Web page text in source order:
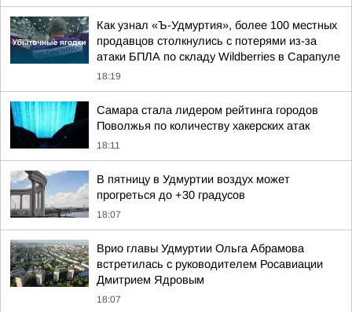
Как узнал «Ъ-Удмуртия», более 100 местных
продавцов столкнулись с потерями из-за
атаки БПЛА по складу Wildberries в Сарапуле
18:19
Самара стала лидером рейтинга городов
Поволжья по количеству хакерских атак
18:11
В пятницу в Удмуртии воздух может
прогреться до +30 градусов
18:07
Врио главы Удмуртии Ольга Абрамова
встретилась с руководителем Росавиации
Дмитрием Ядровым
18:07